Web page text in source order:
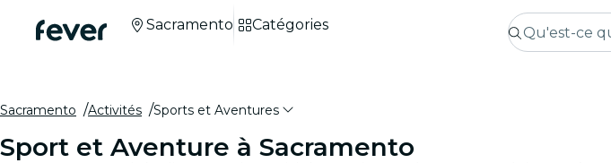
Sacramento Catégories
Sacramento Activités Sports et Aventures
Sport et Aventure à Sacramento